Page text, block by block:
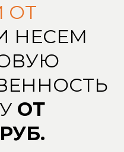
ОТ
НЕСЕМ
ОТ